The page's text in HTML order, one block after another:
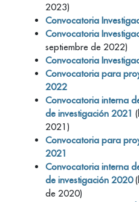
2023)
Convocatoria
Convocatoria
septiembre de 2022)
Convocatoria
Convocatoria para
2022
Convocatoria interna
de investigación 2021
2021)
Convocatoria para
2021
Convocatoria interna
de investigación 2020
de 2020)